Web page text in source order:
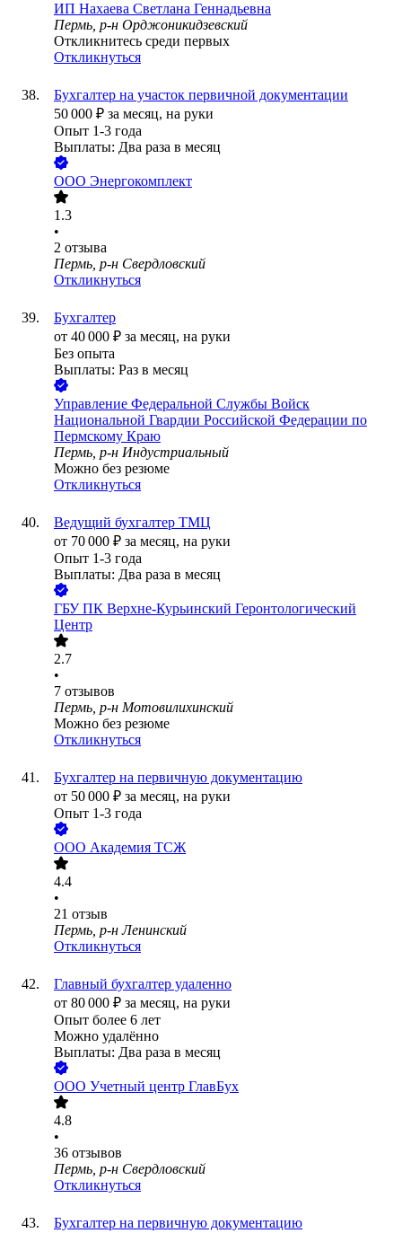
ИП Нахаева Светлана Геннадьевна
Пермь, р-н Орджоникидзевский
Откликнитесь среди первых
Откликнуться
Бухгалтер на участок первичной документации
50 000 ₽ за месяц, на руки
Опыт 1-3 года
Выплаты: Два раза в месяц
ООО Энергокомплект
1.3
•
2 отзыва
Пермь, р-н Свердловский
Откликнуться
Бухгалтер
от 40 000 ₽ за месяц, на руки
Без опыта
Выплаты: Раз в месяц
Управление Федеральной Службы Войск
Национальной Гвардии Российской Федерации по
Пермскому Краю
Пермь, р-н Индустриальный
Можно без резюме
Откликнуться
Ведущий бухгалтер ТМЦ
от 70 000 ₽ за месяц, на руки
Опыт 1-3 года
Выплаты: Два раза в месяц
ГБУ ПК Верхне-Курьинский Геронтологический
Центр
2.7
•
7 отзывов
Пермь, р-н Мотовилихинский
Можно без резюме
Откликнуться
Бухгалтер на первичную документацию
от 50 000 ₽ за месяц, на руки
Опыт 1-3 года
ООО Академия ТСЖ
4.4
•
21 отзыв
Пермь, р-н Ленинский
Откликнуться
Главный бухгалтер удаленно
от 80 000 ₽ за месяц, на руки
Опыт более 6 лет
Можно удалённо
Выплаты: Два раза в месяц
ООО Учетный центр ГлавБух
4.8
•
36 отзывов
Пермь, р-н Свердловский
Откликнуться
Бухгалтер на первичную документацию